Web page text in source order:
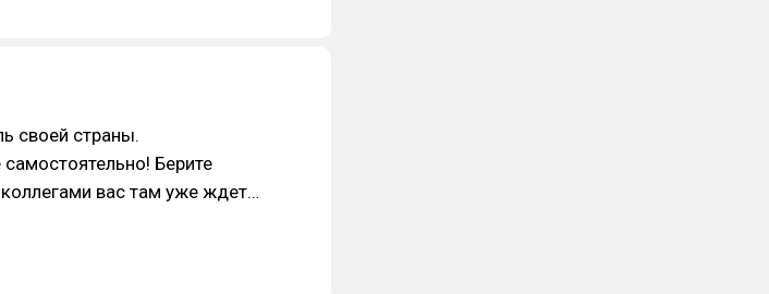
своей страны.
самостоятельно! Берите
вас там уже ждет…